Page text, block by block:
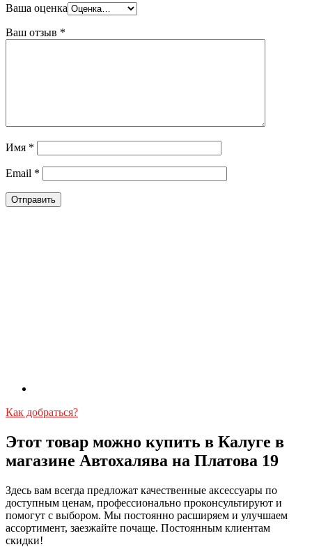
Ваша оценка
Ваш отзыв *
Имя *
Email *
Как добраться?
Этот товар можно купить в Калуге в
магазине Автохалява на Платова 19
Здесь вам всегда предложат качественные аксессуары по
доступным ценам, профессионально проконсультируют и
помогут с выбором. Мы постоянно расширяем и улучшаем
ассортимент, заезжайте почаще. Постоянным клиентам
скидки!